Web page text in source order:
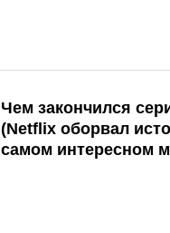
Чем закончился
(Netflix оборвал
самом интересном